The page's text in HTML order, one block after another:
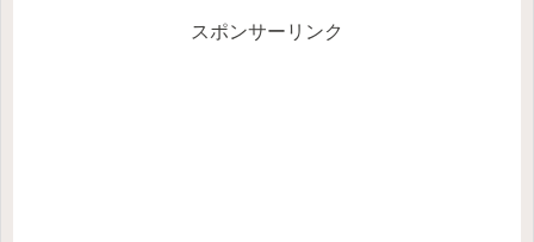
スポンサーリンク